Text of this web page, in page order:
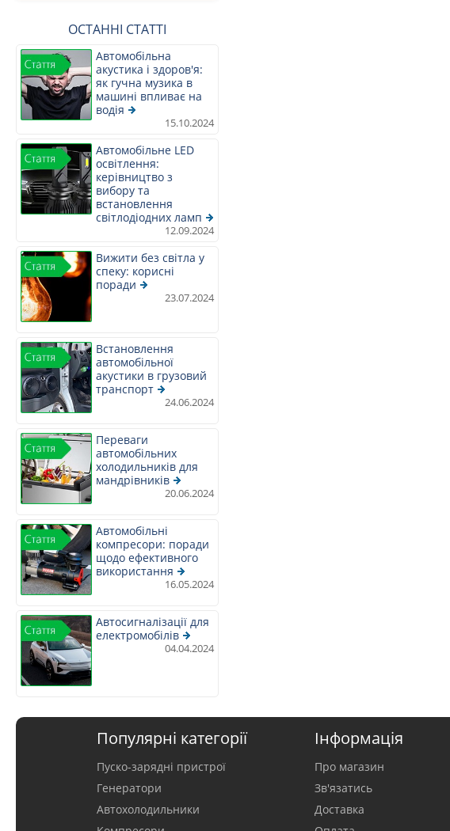
ОСТАННІ СТАТТІ
Автомобільна
акустика і здоров'я:
як гучна музика в
машині впливає на
водія
15.10.2024
Автомобільне LED
освітлення:
керівництво з
вибору та
встановлення
світлодіодних ламп
12.09.2024
Вижити без світла у
спеку: корисні
поради
23.07.2024
Встановлення
автомобільної
акустики в грузовий
транспорт
24.06.2024
Переваги
автомобільних
холодильників для
мандрівників
20.06.2024
Автомобільні
компресори: поради
щодо ефективного
використання
16.05.2024
Автосигналізації для
електромобілів
04.04.2024
Популярні категорії
Пуско-зарядні пристрої
Генератори
Автохолодильники
Інформація
Про магазин
Зв'язатись
Доставка